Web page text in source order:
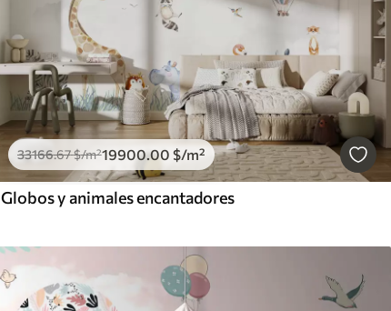
33166.67$/m²19900.00 $/m²
Globos y animales encantadores